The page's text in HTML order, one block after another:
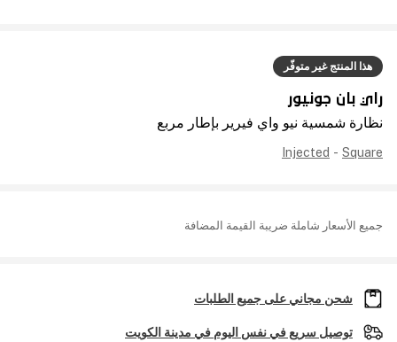
هذا المنتج غير متوفّر
راي بان جونيور
نظارة شمسية نيو واي فيرير بإطار مربع
Injected - Square
جميع الأسعار شاملة ضريبة القيمة المضافة
شحن مجاني على جميع الطلبات
توصيل سريع في نفس اليوم في مدينة الكويت